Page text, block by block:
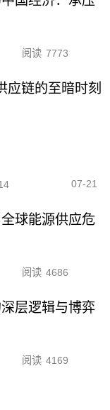
阅读 7773
应链的至暗时刻
07-21
球能源供应危
阅读 4686
层逻辑与博弈
阅读 4169